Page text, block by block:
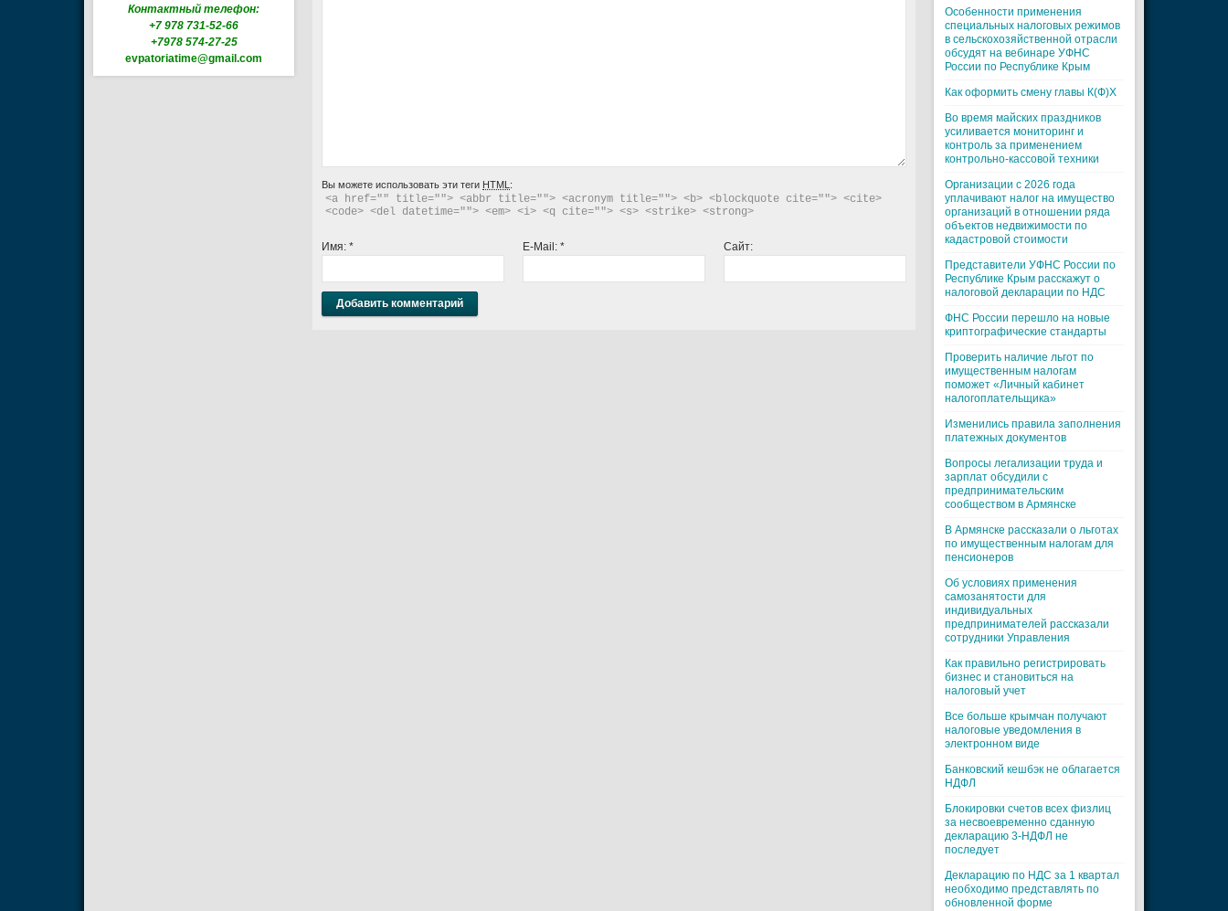
Контактный телефон:
+7 978 731-52-66
+7978 574-27-25
evpatoriatime@gmail.com
Вы можете использовать эти теги HTML :
<a href="" title=""> <abbr title=""> <acronym title=""> <b> <blockquote cite=""> <cite>
<code> <del datetime=""> <em> <i> <q cite=""> <s> <strike> <strong>
Имя: * E-Mail: * Сайт:
Особенности применения
специальных налоговых режимов
в сельскохозяйственной отрасли
обсудят на вебинаре УФНС
России по Республике Крым
Как оформить смену главы К(Ф)Х
Во время майских праздников
усиливается мониторинг и
контроль за применением
контрольно-кассовой техники
Организации с 2026 года
уплачивают налог на имущество
организаций в отношении ряда
объектов недвижимости по
кадастровой стоимости
Представители УФНС России по
Республике Крым расскажут о
налоговой декларации по НДС
ФНС России перешло на новые
криптографические стандарты
Проверить наличие льгот по
имущественным налогам
поможет «Личный кабинет
налогоплательщика»
Изменились правила заполнения
платежных документов
Вопросы легализации труда и
зарплат обсудили с
предпринимательским
сообществом в Армянске
В Армянске рассказали о льготах
по имущественным налогам для
пенсионеров
Об условиях применения
самозанятости для
индивидуальных
предпринимателей рассказали
сотрудники Управления
Как правильно регистрировать
бизнес и становиться на
налоговый учет
Все больше крымчан получают
налоговые уведомления в
электронном виде
Банковский кешбэк не облагается
НДФЛ
Блокировки счетов всех физлиц
за несвоевременно сданную
декларацию 3-НДФЛ не
последует
Декларацию по НДС за 1 квартал
необходимо представлять по
обновленной форме